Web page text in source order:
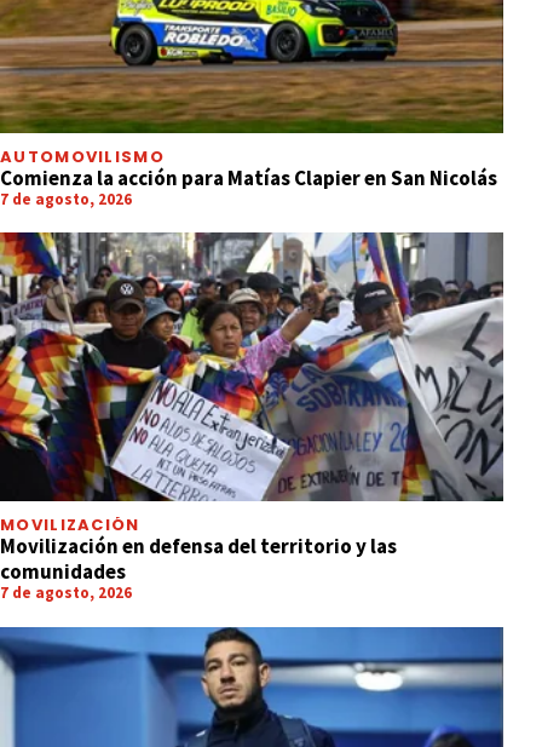
AUTOMOVILISMO
Comienza la acción para Matías Clapier en San Nicolás
7 de agosto, 2026
MOVILIZACIÓN
Movilización en defensa del territorio y las
comunidades
7 de agosto, 2026